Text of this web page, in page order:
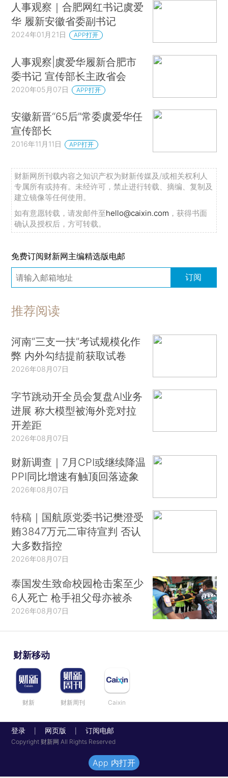
人事观察｜合肥网红书记虞爱
华 履新安徽省委副书记
2024年01月21日 APP打开
人事观察|虞爱华履新合肥市
委书记 宣传部长主政省会
2020年05月07日 APP打开
安徽新晋“65后”常委虞爱华任
宣传部长
2016年11月11日 APP打开
财新网所刊载内容之知识产权为财新传媒及/或相关权利人
专属所有或持有。未经许可，禁止进行转载、摘编、复制及
建立镜像等任何使用。
如有意愿转载，请发邮件至hello@caixin.com ，获得书面
确认及授权后，方可转载。
免费订阅财新网主编精选版电邮
订阅
推荐阅读
河南“三支一扶”考试规模化作
弊 内外勾结提前获取试卷
2026年08月07日
字节跳动开全员会复盘AI业务
进展 称大模型被海外竞对拉
开差距
2026年08月07日
财新调查｜7月CPI或继续降温
PPI同比增速有触顶回落迹象
2026年08月07日
特稿｜国航原党委书记樊澄受
贿3847万元二审待宣判 否认
大多数指控
2026年08月07日
泰国发生致命校园枪击案至少
6人死亡 枪手祖父母亦被杀
2026年08月07日
财新移动
财新 财新周刊 Caixin
登录 网页版 订阅电邮
Copyright 财新网 All Rights Reserved
App 内打开